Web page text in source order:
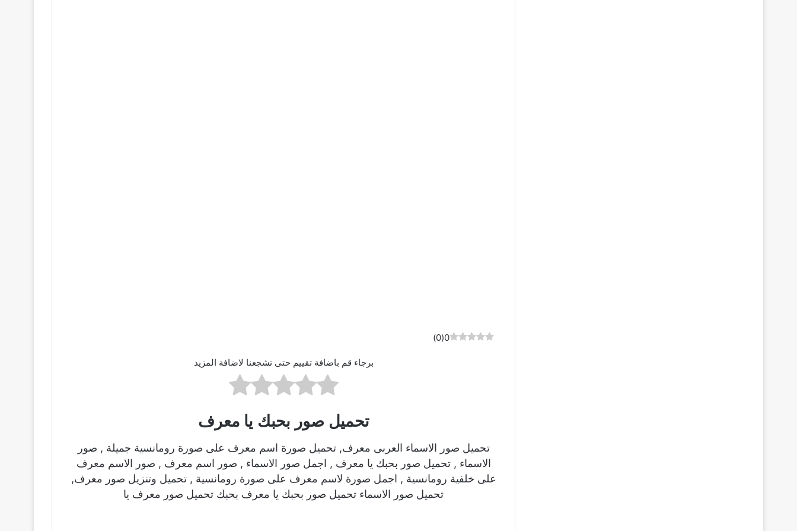
0
(
0
)
برجاء قم باضافة تقييم حتى تشجعنا لاضافة المزيد
تحميل صور بحبك يا معرف
تحميل صور الاسماء العربى معرف, تحميل صورة اسم معرف على صورة رومانسية جميلة , صور
الاسماء , تحميل صور بحبك يا معرف , اجمل صور الاسماء , صور اسم معرف , صور الاسم معرف
على خلفية رومانسية , اجمل صورة لاسم معرف على صورة رومانسية , تحميل وتنزيل صور معرف,
تحميل صور الاسماء تحميل صور بحبك يا معرف بحبك تحميل صور معرف يا